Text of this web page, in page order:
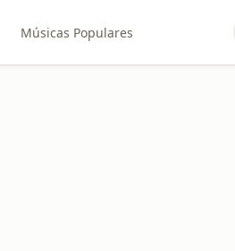
Músicas Populares